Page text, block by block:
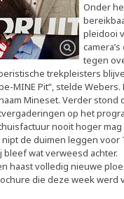
Onder
pleidooi
tegen
trekpleisters
MINE Pit”, stelde Webers.
Mineset. Verder stond
op het
nooit hoger
de duimen leggen voor
wat verweesd achter.
haast volledig nieuwe
die deze week werd